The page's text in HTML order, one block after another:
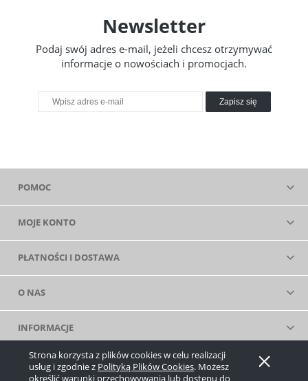
Strona korzysta z plików cookies w celu realizacji
usług i zgodnie z Polityką Plików Cookies. Możesz
określić warunki przechowywania lub dostępu do
Newsletter
Podaj swój adres e-mail, jeżeli chcesz otrzymywać
informacje o nowościach i promocjach.
Zapisz się
POMOC
MOJE KONTO
PŁATNOŚCI I DOSTAWA
O NAS
INFORMACJE
Pokaż pełną wersję strony